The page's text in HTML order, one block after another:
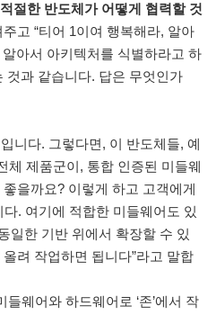
절한 반도체가 어떻게 협력할 것
고 “티어 1이여 행복해라, 알아
아서 아키텍처를 식별하라고 하
것과 같습니다. 답은 무엇인가
니다. 그렇다면, 이 반도체들, 예
체 제품군이, 통합 인증된 미들웨
을까요? 이렇게 하고 고객에게
. 여기에 적합한 미들웨어도 있
일한 기반 위에서 확장할 수 있
려 작업하면 됩니다”라고 말합
웨어와 하드웨어로 ‘존’에서 작